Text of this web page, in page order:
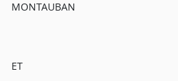
MONTAUBAN
ET